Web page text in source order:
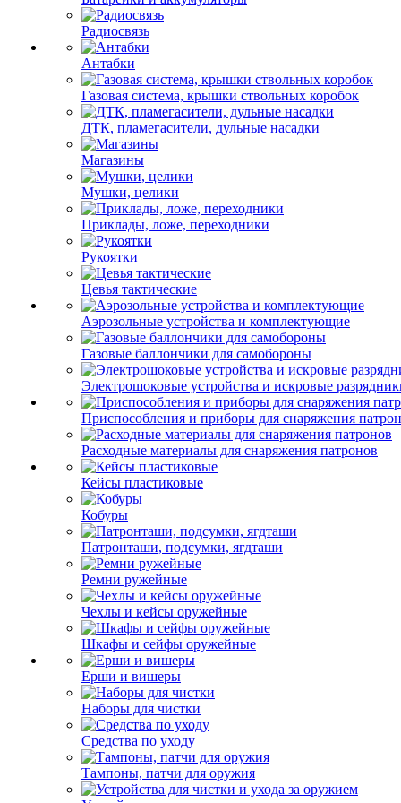
Радиосвязь
Антабки
Газовая система, крышки ствольных коробок
ДТК, пламегасители, дульные насадки
Магазины
Мушки, целики
Приклады, ложе, переходники
Рукоятки
Цевья тактические
Аэрозольные устройства и комплектующие
Газовые баллончики для самобороны
Электрошоковые устройства и искровые
Приспособления и приборы для снаряжения
Расходные материалы для снаряжения патронов
Кейсы пластиковые
Кобуры
Патронташи, подсумки, ягдташи
Ремни ружейные
Чехлы и кейсы оружейные
Шкафы и сейфы оружейные
Ерши и вишеры
Наборы для чистки
Средства по уходу
Тампоны, патчи для оружия